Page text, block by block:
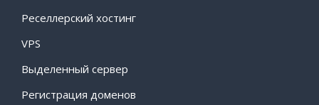
Реселлерский хостинг
VPS
Выделенный сервер
Регистрация доменов